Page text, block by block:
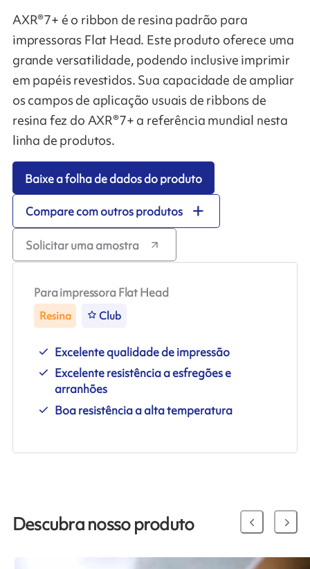
AXR®7+ é o ribbon de resina padrão para
impressoras Flat Head. Este produto oferece uma
grande versatilidade, podendo inclusive imprimir
em papéis revestidos. Sua capacidade de ampliar
os campos de aplicação usuais de ribbons de
resina fez do AXR®7+ a referência mundial nesta
linha de produtos.
Baixe a folha de dados do produto
Compare com outros produtos
Solicitar uma amostra
Para impressora Flat Head
Resina Club
Excelente qualidade de impressão
Excelente resistência a esfregões e
arranhões
Boa resistência a alta temperatura
Descubra nosso produto